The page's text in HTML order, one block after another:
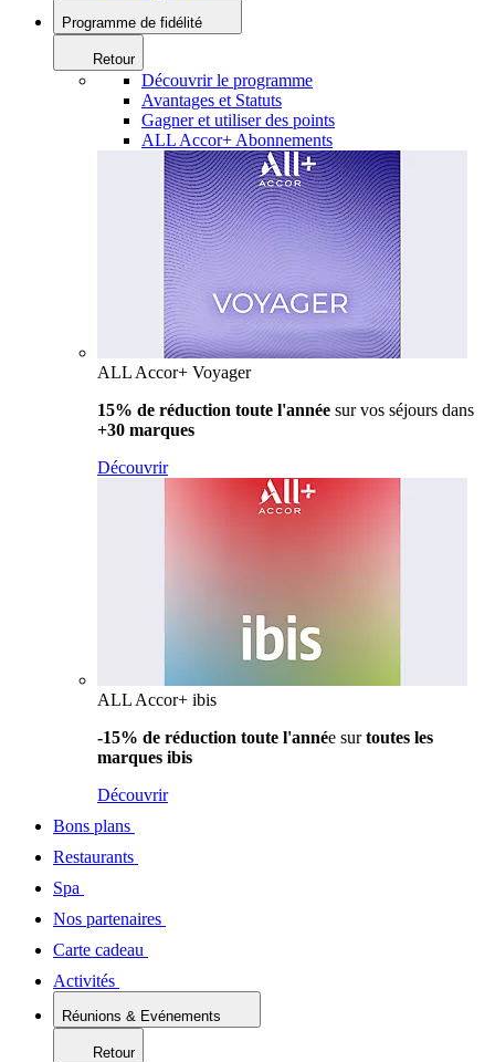
Programme de fidélité
Retour
Découvrir le programme
Avantages et Statuts
Gagner et utiliser des points
ALL Accor+ Abonnements
ALL Accor+ Voyager
15% de réduction toute l'année sur vos séjours dans
+30 marques
Découvrir
ALL Accor+ ibis
-15% de réduction toute l'année surtoutes les
marques ibis
Découvrir
Bons plans
Restaurants
Spa
Nos partenaires
Carte cadeau
Activités
Réunions & Evénements
Retour